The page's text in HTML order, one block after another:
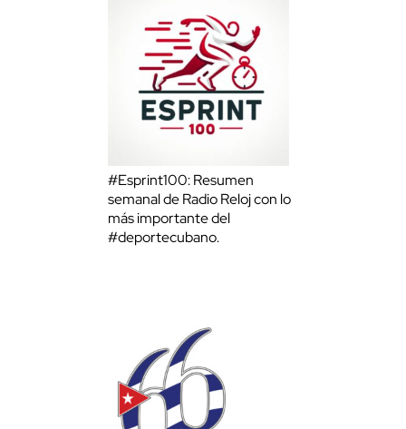
#Esprint100: Resumen
semanal de Radio Reloj con lo
más importante del
#deportecubano.